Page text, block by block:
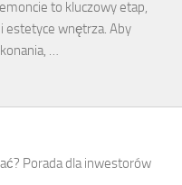
to kluczowy etap,
estetyce wnętrza. Aby
…
Porada dla inwestorów